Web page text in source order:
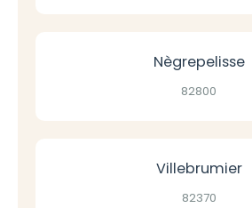
Nègrepelisse
82800
Villebrumier
82370